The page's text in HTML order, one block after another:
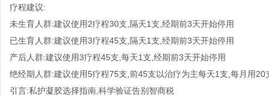
疗程建议:
未生育人群:建议使用2疗程30支,隔天1支,经期前3天开始停用
已生育人群:建议使用3疗程45支,隔天1支,经期前3天开始停用
产后人群:建议使用3疗程45支,每天1支,经期前3天开始停用
绝经期人群:建议使用5疗程75支,前45支以治疗为主每天1支,每月用
引言:私护凝胶选择指南,科学验证告别智商税